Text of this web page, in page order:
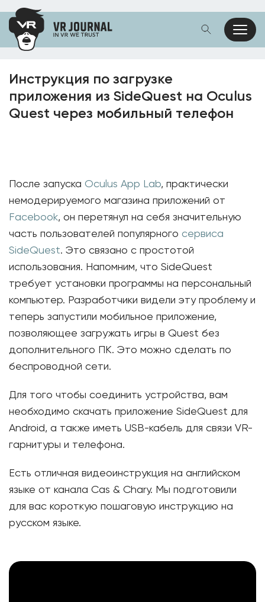
Инструкция по загрузке
приложения из SideQuest на Oculus
Quest через мобильный телефон
После запуска Oculus App Lab, практически
немодерируемого магазина приложений от
Facebook, он перетянул на себя значительную
часть пользователей популярного сервиса
SideQuest. Это связано с простотой
использования. Напомним, что SideQuest
требует установки программы на персональный
компьютер. Разработчики видели эту проблему и
теперь запустили мобильное приложение,
позволяющее загружать игры в Quest без
дополнительного ПК. Это можно сделать по
беспроводной сети.
Для того чтобы соединить устройства, вам
необходимо скачать приложение SideQuest для
Android, а также иметь USB-кабель для связи VR-
гарнитуры и телефона.
Есть отличная видеоинструкция на английском
языке от канала Cas & Chary. Мы подготовили
для вас короткую пошаговую инструкцию на
русском языке.